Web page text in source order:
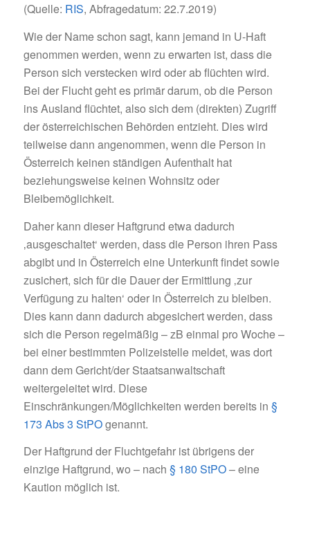
(Quelle: RIS, Abfragedatum: 22.7.2019)
Wie der Name schon sagt, kann jemand in U-Haft
genommen werden, wenn zu erwarten ist, dass die
Person sich verstecken wird oder ab flüchten wird.
Bei der Flucht geht es primär darum, ob die Person
ins Ausland flüchtet, also sich dem (direkten) Zugriff
der österreichischen Behörden entzieht. Dies wird
teilweise dann angenommen, wenn die Person in
Österreich keinen ständigen Aufenthalt hat
beziehungsweise keinen Wohnsitz oder
Bleibemöglichkeit.
Daher kann dieser Haftgrund etwa dadurch
‚ausgeschaltet‘ werden, dass die Person ihren Pass
abgibt und in Österreich eine Unterkunft findet sowie
zusichert, sich für die Dauer der Ermittlung ‚zur
Verfügung zu halten‘ oder in Österreich zu bleiben.
Dies kann dann dadurch abgesichert werden, dass
sich die Person regelmäßig – zB einmal pro Woche –
bei einer bestimmten Polizeistelle meldet, was dort
dann dem Gericht/der Staatsanwaltschaft
weitergeleitet wird. Diese
Einschränkungen/Möglichkeiten werden bereits in §
173 Abs 3 StPOgenannt.
Der Haftgrund der Fluchtgefahr ist übrigens der
einzige Haftgrund, wo – nach § 180 StPO– eine
Kaution möglich ist.